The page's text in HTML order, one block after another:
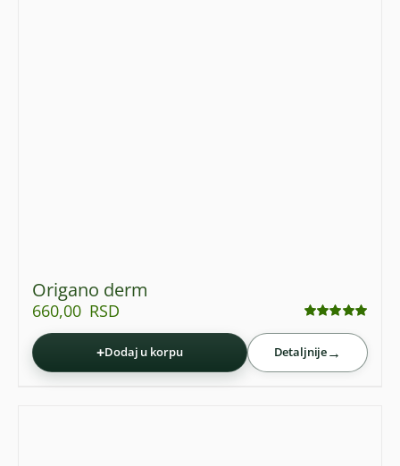
Origano derm
660,00 RSD
+Dodaj u korpu Detaljnije→